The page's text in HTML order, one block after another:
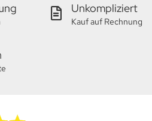
Unkompliziert
Kauf auf Rechnung